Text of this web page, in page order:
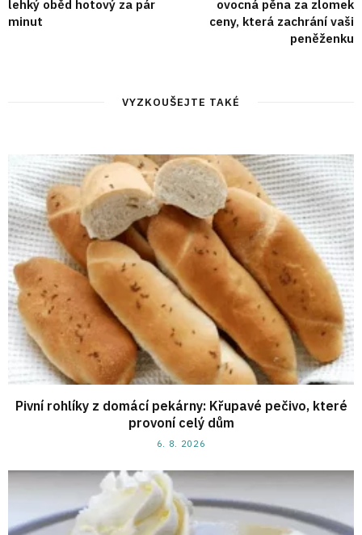
lehký oběd hotový za pár
minut
ovocná pěna za zlomek
ceny, která zachrání vaši
peněženku
VYZKOUŠEJTE TAKÉ
Pivní rohlíky z domácí pekárny: Křupavé pečivo, které
provoní celý dům
6. 8. 2026